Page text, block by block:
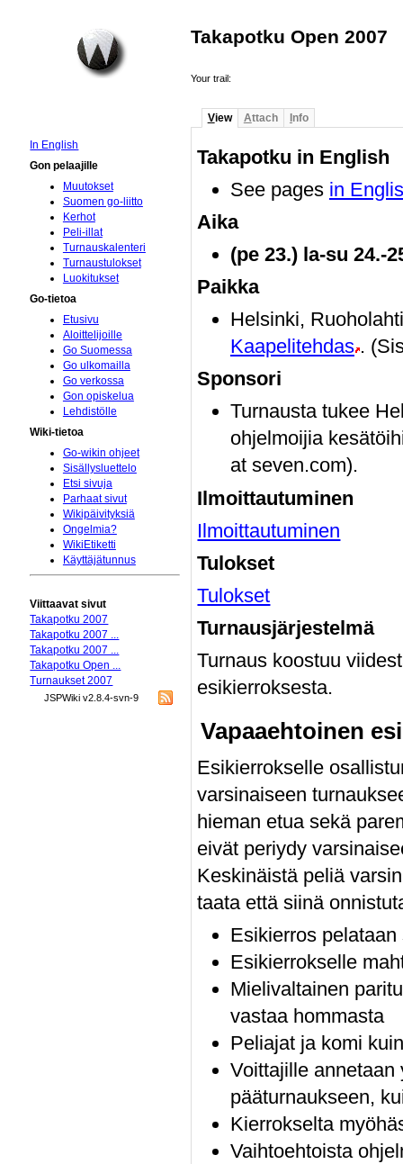
Takapotku Open 2007
Your trail:
View Attach Info
Takapotku in English
See pages in
Aika
(pe 23.) la-su 24.-
Paikka
Helsinki,
Kaapelitehdas .
Sponsori
Turnausta tukee
ohjelmoijia
at seven.com).
Ilmoittautuminen
Ilmoittautuminen
Tulokset
Tulokset
Turnausjärjestelmä
Turnaus koostuu
esikierroksesta.
Vapaaehtoinen
Esikierrokselle
varsinaiseen
hieman etua sekä
eivät periydy
Keskinäistä peliä
taata että siinä
Esikierros
Esikierrokselle
Mielivaltainen
vastaa hommasta
Peliajat ja komi
Voittajille
pääturnaukseen,
Kierrokselta
Vaihtoehtoista
In English
Gon pelaajille
Muutokset
Suomen go-liitto
Kerhot
Peli-illat
Turnauskalenteri
Turnaustulokset
Luokitukset
Go-tietoa
Etusivu
Aloittelijoille
Go Suomessa
Go ulkomailla
Go verkossa
Gon opiskelua
Lehdistölle
Wiki-tietoa
Go-wikin ohjeet
Sisällysluettelo
Etsi sivuja
Parhaat sivut
Wikipäivityksiä
Ongelmia?
WikiEtiketti
Käyttäjätunnus
Viittaavat sivut
Takapotku 2007
Takapotku 2007 ...
Takapotku 2007 ...
Takapotku Open ...
Turnaukset 2007
JSPWiki v2.8.4-svn-9